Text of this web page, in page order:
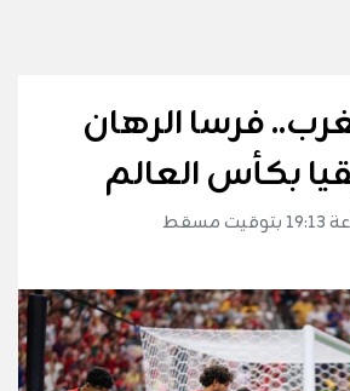
فرسا الرهان
بكأس العالم